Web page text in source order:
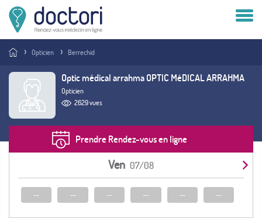
Compte médecin
Opticien Berrechid
Optic médical arrahma OPTIC MéDICAL ARRAHMA
Opticien
2629 vues
Prendre Rendez-vous en ligne
Ven 07/08
-- -- -- -- -- --